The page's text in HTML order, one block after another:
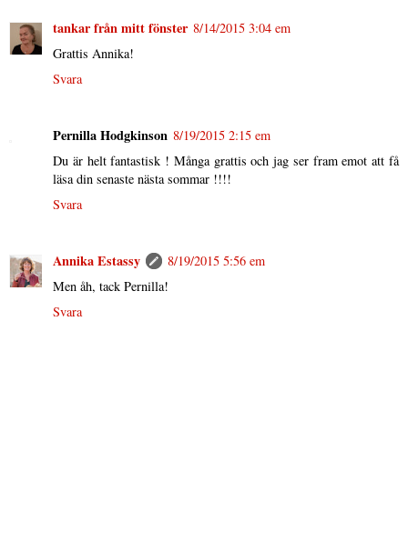
tankar från mitt fönster 8/14/2015 3:04 em
Grattis Annika!
Svara
Pernilla Hodgkinson 8/19/2015 2:15 em
Du är helt fantastisk ! Många grattis och jag ser fram emot att få
läsa din senaste nästa sommar !!!!
Svara
Annika Estassy
8/19/2015 5:56 em
Men åh, tack Pernilla!
Svara